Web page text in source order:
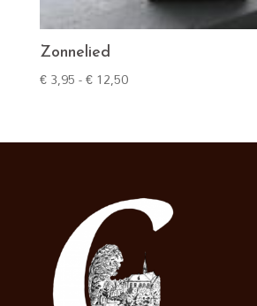
Zonnelied
€3,95-€12,50Prijsklasse:
€ 12,50